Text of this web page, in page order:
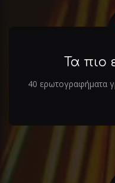
Τα πιο
40 ερωτογραφήματα